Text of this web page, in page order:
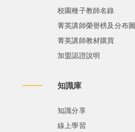
校園種子教師名錄
菁英講師榮譽榜及分布圖
菁英講師教材購買
加盟認證說明
知識庫
知識分享
線上學習